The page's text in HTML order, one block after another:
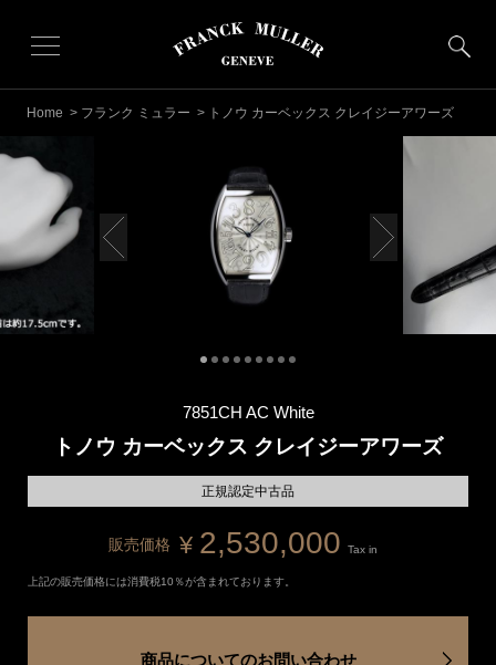
Home > フランク ミュラー > トノウ カーベックス クレイジーアワーズ
7851CH AC White
トノウ カーベックス クレイジーアワーズ
正規認定中古品
販売価格 ¥ 2,530,000 Tax in
上記の販売価格には消費税10％が含まれております。
商品についてのお問い合わせ